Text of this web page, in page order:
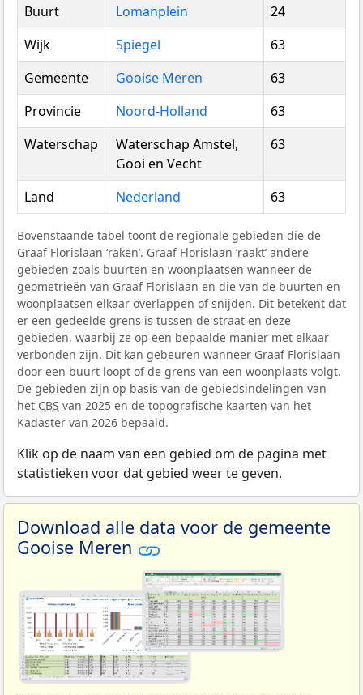
Buurt
Lomanplein
24
Wijk
Spiegel
63
Gemeente
Gooise Meren
63
Provincie
Noord-Holland
63
Waterschap
Waterschap Amstel,
Gooi en Vecht
63
Land Nederland 63
Bovenstaande tabel toont de regionale gebieden die de
Graaf Florislaan ‘raken’. Graaf Florislaan ‘raakt’ andere
gebieden zoals buurten en woonplaatsen wanneer de
geometrieën van Graaf Florislaan en die van de buurten en
woonplaatsen elkaar overlappen of snijden. Dit betekent dat
er een gedeelde grens is tussen de straat en deze
gebieden, waarbij ze op een bepaalde manier met elkaar
verbonden zijn. Dit kan gebeuren wanneer Graaf Florislaan
door een buurt loopt of de grens van een woonplaats volgt.
De gebieden zijn op basis van de gebiedsindelingen van
het CBS van 2025 en de topografische kaarten van het
Kadaster van 2026 bepaald.
Klik op de naam van een gebied om de pagina met
statistieken voor dat gebied weer te geven.
Download alle data voor de gemeente
Gooise Meren